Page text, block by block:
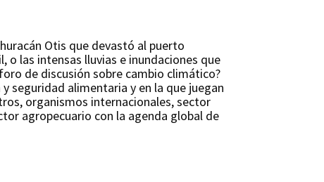
Otis que devastó al puerto
o las intensas lluvias e inundaciones que
de discusión sobre cambio climático?
seguridad alimentaria y en la que juegan
organismos internacionales, sector
agropecuario con la agenda global de